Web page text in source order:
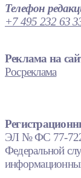
Телефон
+7 495 232 63
Реклама на
Росреклама
ЭЛ № ФС 77-
Федеральной